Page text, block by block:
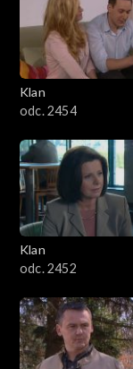
Klan
odc. 2454
Klan
odc. 2452